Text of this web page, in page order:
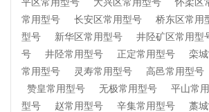
平区常用型号 大兴区常用型号 怀柔区
常用型号
长安区常用型号 桥东区常用
型号
新华区常用型号 井陉矿区常用型
号
井陉常用型号 正定常用型号 栾
常用型号
灵寿常用型号 高邑常用型号
赞皇常用型号
无极常用型号 平山常
型号
赵常用型号 辛集常用型号 藁